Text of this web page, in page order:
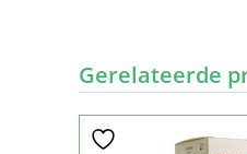
Gerelateerde